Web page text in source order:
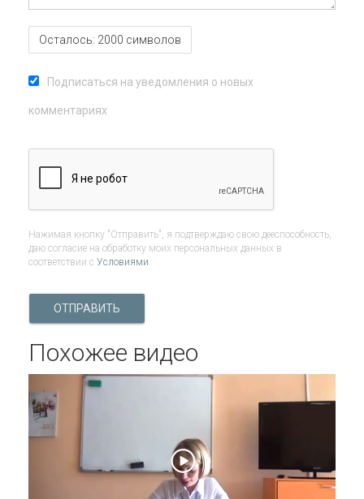
Осталось: 2000 символов
Подписаться на уведомления о новых
комментариях
Нажимая кнопку "Отправить", я подтверждаю свою дееспособность,
даю согласие на обработку моих персональных данных в
соответствии с Условиями.
ОТПРАВИТЬ
Похожее видео